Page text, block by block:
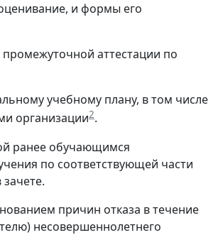
и формы его
аттестации по
учебному плану, в том числе
организации2.
ранее обучающимся
по соответствующей части
причин отказа в течение
несовершеннолетнего